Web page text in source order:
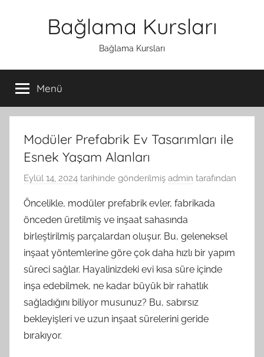
Bağlama Kursları
Bağlama Kursları
Menü
Modüler Prefabrik Ev Tasarımları ile
Esnek Yaşam Alanları
Eylül 14, 2024 tarihinde gönderilmiş admin tarafından
Öncelikle, modüler prefabrik evler, fabrikada
önceden üretilmiş ve inşaat sahasında
birleştirilmiş parçalardan oluşur. Bu, geleneksel
inşaat yöntemlerine göre çok daha hızlı bir yapım
süreci sağlar. Hayalinizdeki evi kısa süre içinde
inşa edebilmek, ne kadar büyük bir rahatlık
sağladığını biliyor musunuz? Bu, sabırsız
bekleyişleri ve uzun inşaat sürelerini geride
bırakıyor.